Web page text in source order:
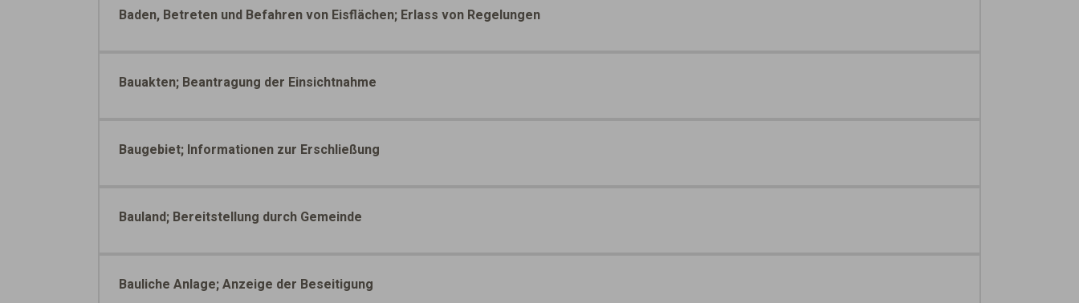
Baden, Betreten und Befahren von Eisflächen; Erlass von Regelungen
Bauakten; Beantragung der Einsichtnahme
Baugebiet; Informationen zur Erschließung
Bauland; Bereitstellung durch Gemeinde
Bauliche Anlage; Anzeige der Beseitigung